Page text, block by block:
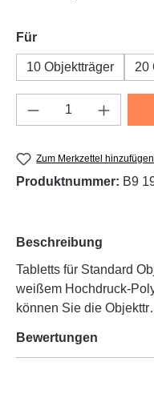
Fürauswählen
10 Objektträger 20
Produkt Anzahl:
Zum Merkzettel hinzufügen
Produktnummer: B9
Beschreibung
Tabletts für Standard
weißem Hochdruck-
können Sie die
Bewertungen